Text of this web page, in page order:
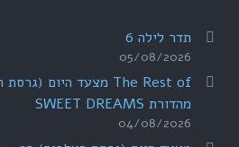
תדר לילה 6
05/08/2026
מהדורת SWEET DREAMS
04/08/2026